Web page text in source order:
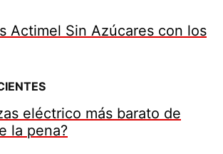
Actimel Sin Azúcares con los
eléctrico más barato de
la pena?